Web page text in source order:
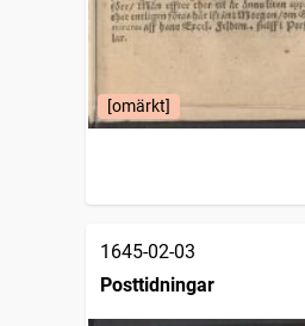
[omärkt]
1645-02-03
Posttidningar